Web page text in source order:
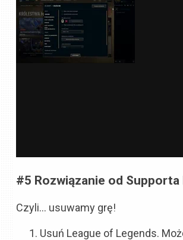
#5 Rozwiązanie od Supporta
Czyli… usuwamy grę!
Usuń League of Legends.